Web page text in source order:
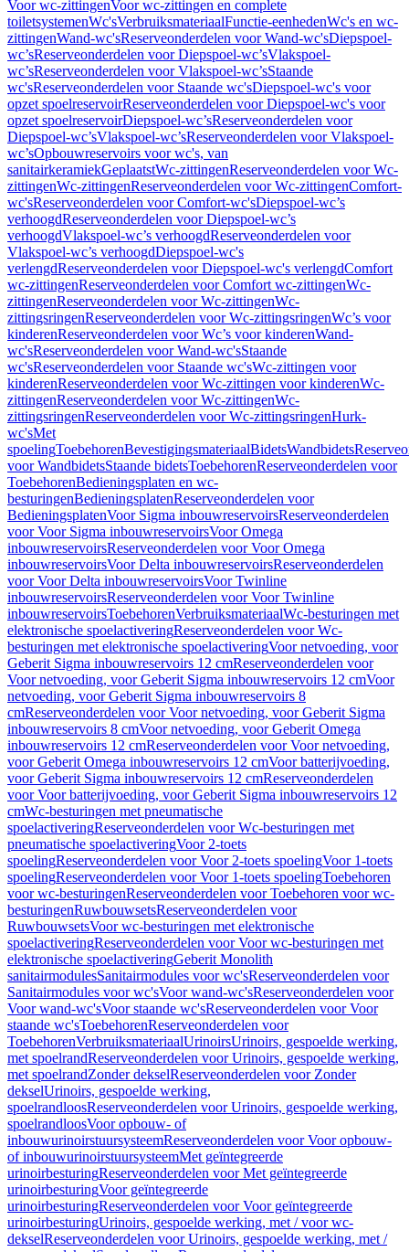
Voor wc-zittingenVoor wc-zittingen en complete
toiletsystemenWc'sVerbruiksmateriaalFunctie-eenhedenWc's en wc-
zittingenWand-wc'sReserveonderdelen voor Wand-wc'sDiepspoel-
wc’sReserveonderdelen voor Diepspoel-wc’sVlakspoel-
wc’sReserveonderdelen voor Vlakspoel-wc’sStaande
wc'sReserveonderdelen voor Staande wc'sDiepspoel-wc's voor
opzet spoelreservoirReserveonderdelen voor Diepspoel-wc's voor
opzet spoelreservoirDiepspoel-wc’sReserveonderdelen voor
Diepspoel-wc’sVlakspoel-wc’sReserveonderdelen voor Vlakspoel-
wc’sOpbouwreservoirs voor wc's, van
sanitairkeramiekGeplaatstWc-zittingenReserveonderdelen voor Wc-
zittingenWc-zittingenReserveonderdelen voor Wc-zittingenComfort-
wc'sReserveonderdelen voor Comfort-wc'sDiepspoel-wc’s
verhoogdReserveonderdelen voor Diepspoel-wc’s
verhoogdVlakspoel-wc’s verhoogdReserveonderdelen voor
Vlakspoel-wc’s verhoogdDiepspoel-wc's
verlengdReserveonderdelen voor Diepspoel-wc's verlengdComfort
wc-zittingenReserveonderdelen voor Comfort wc-zittingenWc-
zittingenReserveonderdelen voor Wc-zittingenWc-
zittingsringenReserveonderdelen voor Wc-zittingsringenWc’s voor
kinderenReserveonderdelen voor Wc’s voor kinderenWand-
wc'sReserveonderdelen voor Wand-wc'sStaande
wc'sReserveonderdelen voor Staande wc'sWc-zittingen voor
kinderenReserveonderdelen voor Wc-zittingen voor kinderenWc-
zittingenReserveonderdelen voor Wc-zittingenWc-
zittingsringenReserveonderdelen voor Wc-zittingsringenHurk-
wc'sMet
spoelingToebehorenBevestigingsmateriaalBidetsWandbidets
voor WandbidetsStaande bidetsToebehorenReserveonderdelen voor
ToebehorenBedieningsplaten en wc-
besturingenBedieningsplatenReserveonderdelen voor
BedieningsplatenVoor Sigma inbouwreservoirsReserveonderdelen
voor Voor Sigma inbouwreservoirsVoor Omega
inbouwreservoirsReserveonderdelen voor Voor Omega
inbouwreservoirsVoor Delta inbouwreservoirsReserveonderdelen
voor Voor Delta inbouwreservoirsVoor Twinline
inbouwreservoirsReserveonderdelen voor Voor Twinline
inbouwreservoirsToebehorenVerbruiksmateriaalWc-besturingen met
elektronische spoelactiveringReserveonderdelen voor Wc-
besturingen met elektronische spoelactiveringVoor netvoeding, voor
Geberit Sigma inbouwreservoirs 12 cmReserveonderdelen voor
Voor netvoeding, voor Geberit Sigma inbouwreservoirs 12 cmVoor
netvoeding, voor Geberit Sigma inbouwreservoirs 8
cmReserveonderdelen voor Voor netvoeding, voor Geberit Sigma
inbouwreservoirs 8 cmVoor netvoeding, voor Geberit Omega
inbouwreservoirs 12 cmReserveonderdelen voor Voor netvoeding,
voor Geberit Omega inbouwreservoirs 12 cmVoor batterijvoeding,
voor Geberit Sigma inbouwreservoirs 12 cmReserveonderdelen
voor Voor batterijvoeding, voor Geberit Sigma inbouwreservoirs 12
cmWc-besturingen met pneumatische
spoelactiveringReserveonderdelen voor Wc-besturingen met
pneumatische spoelactiveringVoor 2-toets
spoelingReserveonderdelen voor Voor 2-toets spoelingVoor 1-toets
spoelingReserveonderdelen voor Voor 1-toets spoelingToebehoren
voor wc-besturingenReserveonderdelen voor Toebehoren voor wc-
besturingenRuwbouwsetsReserveonderdelen voor
RuwbouwsetsVoor wc-besturingen met elektronische
spoelactiveringReserveonderdelen voor Voor wc-besturingen met
elektronische spoelactiveringGeberit Monolith
sanitairmodulesSanitairmodules voor wc'sReserveonderdelen voor
Sanitairmodules voor wc'sVoor wand-wc'sReserveonderdelen voor
Voor wand-wc'sVoor staande wc'sReserveonderdelen voor Voor
staande wc'sToebehorenReserveonderdelen voor
ToebehorenVerbruiksmateriaalUrinoirsUrinoirs, gespoelde werking,
met spoelrandReserveonderdelen voor Urinoirs, gespoelde werking,
met spoelrandZonder dekselReserveonderdelen voor Zonder
dekselUrinoirs, gespoelde werking,
spoelrandloosReserveonderdelen voor Urinoirs, gespoelde werking,
spoelrandloosVoor opbouw- of
inbouwurinoirstuursysteemReserveonderdelen voor Voor opbouw-
of inbouwurinoirstuursysteemMet geïntegreerde
urinoirbesturingReserveonderdelen voor Met geïntegreerde
urinoirbesturingVoor geïntegreerde
urinoirbesturingReserveonderdelen voor Voor geïntegreerde
urinoirbesturingUrinoirs, gespoelde werking, met / voor wc-
dekselReserveonderdelen voor Urinoirs, gespoelde werking, met /